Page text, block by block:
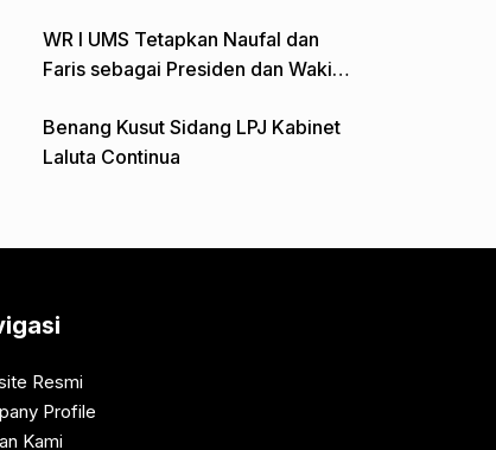
WR I UMS Tetapkan Naufal dan
Faris sebagai Presiden dan Wakil
Benang Kusut Sidang LPJ Kabinet
Laluta Continua
Resmi
Profile
Kami